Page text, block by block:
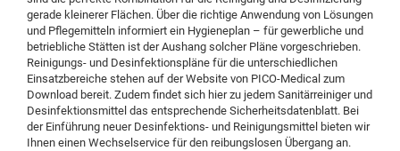
gerade kleinerer Flächen. Über die richtige Anwendung von Lösungen
und Pflegemitteln informiert ein Hygieneplan – für gewerbliche und
betriebliche Stätten ist der Aushang solcher Pläne vorgeschrieben.
Reinigungs- und Desinfektionspläne für die unterschiedlichen
Einsatzbereiche stehen auf der Website von PICO-Medical zum
Download bereit. Zudem findet sich hier zu jedem Sanitärreiniger und
Desinfektionsmittel das entsprechende Sicherheitsdatenblatt. Bei
der Einführung neuer Desinfektions- und Reinigungsmittel bieten wir
Ihnen einen Wechselservice für den reibungslosen Übergang an.